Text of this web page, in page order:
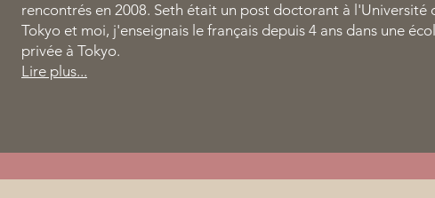
rencontrés en 2008. Seth était un post doctorant à l'Université
Tokyo et moi, j'enseignais le français depuis 4 ans dans une
privée à Tokyo.
Lire plus...